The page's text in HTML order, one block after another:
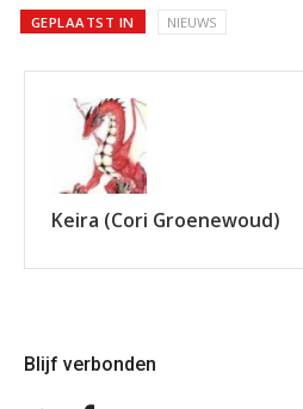
GEPLAATST IN NIEUWS
Keira (Cori Groenewoud)
Blijf verbonden